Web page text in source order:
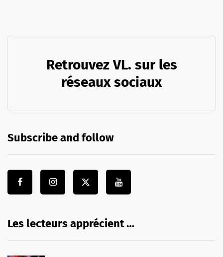
Retrouvez VL. sur les
réseaux sociaux
Subscribe and follow
Les lecteurs apprécient …